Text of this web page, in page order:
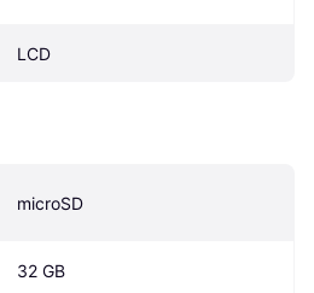
LCD
microSD
32 GB